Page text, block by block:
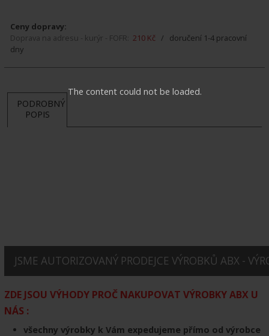
The content could not be loaded.
Ceny dopravy:
Doprava na adresu - kurýr - FOFR: 210 Kč / doručení 1-4 pracovní
dny
PODROBNÝ
POPIS
JSME AUTORIZOVANÝ PRODEJCE VÝROBKŮ ABX -
ZDE JSOU VÝHODY PROČ NAKUPOVAT VÝROBKY ABX U
NÁS :
všechny výrobky k Vám expedujeme přímo od výrobce